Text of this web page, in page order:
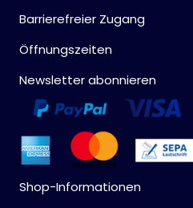
Barrierefreier Zugang
Öffnungszeiten
Newsletter abonnieren
Shop-Informationen